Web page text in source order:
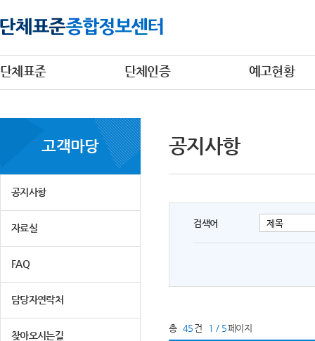
단체표준 단체인증 예고현황
고객마당
공지사항
자료실
FAQ
담당자연락처
찾아오시는길
공지사항
검색어
총 45 건 1 / 5페이지